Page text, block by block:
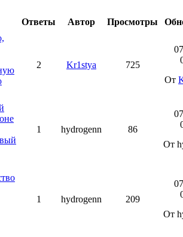
Ответы Автор Просмотры
2 Kr1stya 725
От
1 hydrogenn 86
От
1 hydrogenn 209
От